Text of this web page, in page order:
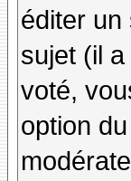
éditer un
sujet (il
voté,
option